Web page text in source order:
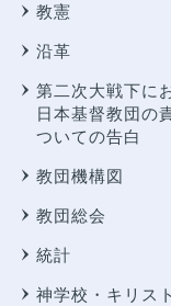
教憲
沿革
第二次大戦下に
日本基督教団の
ついての告白
教団機構図
教団総会
統計
神学校・キリス